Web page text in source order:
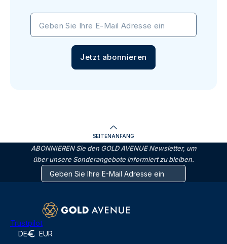
Geben Sie Ihre E-Mail Adresse ein
Jetzt abonnieren
SEITENANFANG
ABONNIEREN Sie den GOLD AVENUE Newsletter, um
über unsere Sonderangebote informiert zu bleiben.
Trustpilot
DE EUR